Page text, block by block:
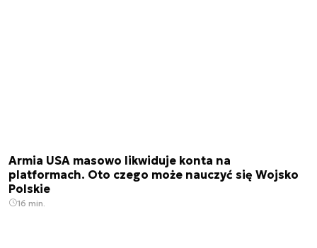
Armia USA masowo likwiduje konta na
platformach. Oto czego może nauczyć się Wojsko
Polskie
16 min.